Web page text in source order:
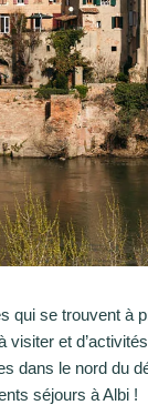
qui se trouvent à
et
dans le nord du
séjours à Albi !